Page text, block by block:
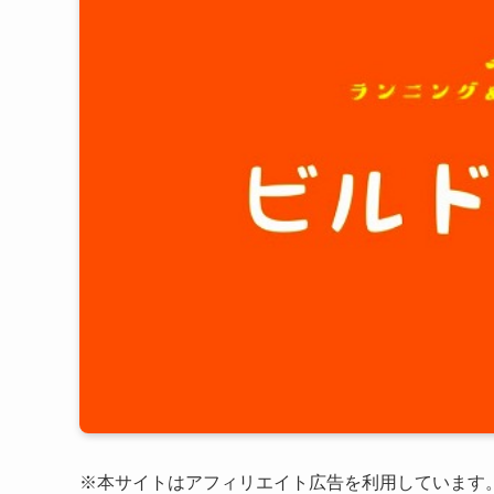
※本サイトはアフィリエイト広告を利用しています